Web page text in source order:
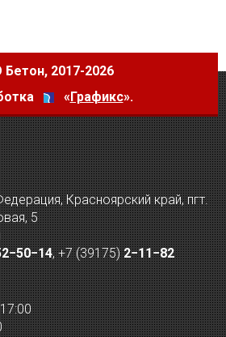
Бетон, 2017-2026
«Графикс».
Красноярский край, пгт.
5
,+7 (39175)2−11−82